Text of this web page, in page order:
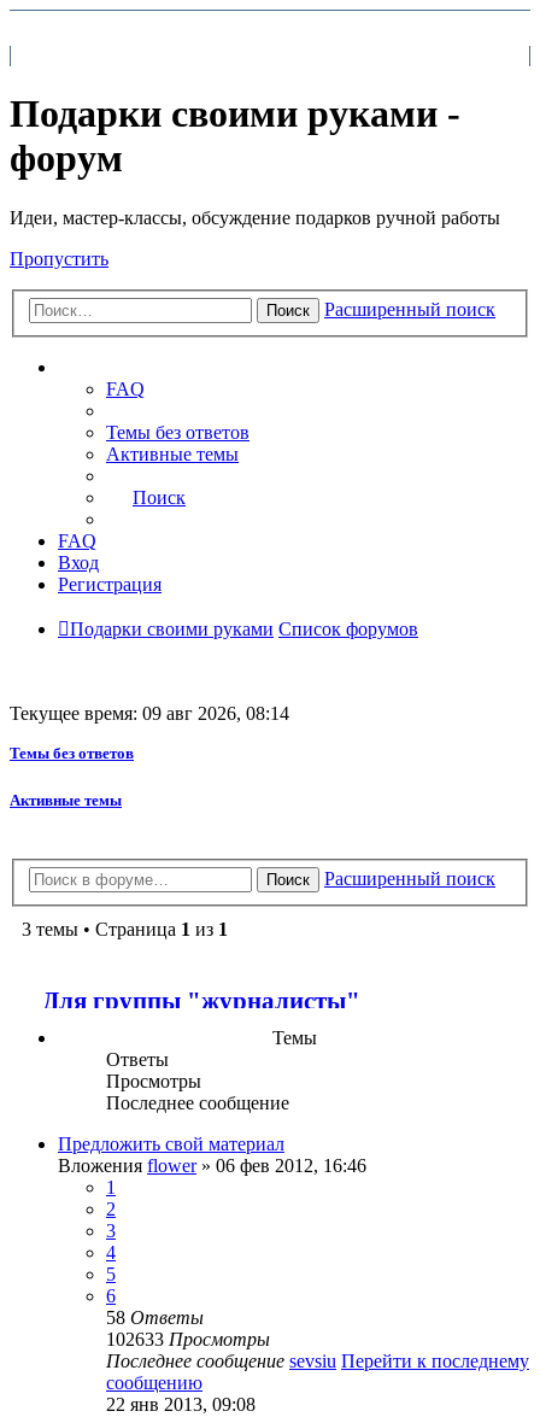
Подарки своими руками -
форум
Идеи, мастер-классы, обсуждение подарков ручной работы
Пропустить
Поиск Расширенный поиск
FAQ
Темы без ответов
Активные темы
Поиск
FAQ
Вход
Регистрация
Подарки своими руками Список форумов
Текущее время: 09 авг 2026, 08:14
Темы без ответов
Активные темы
Поиск Расширенный поиск
3 темы • Страница 1 из 1
Для группы "журналисты"
Темы
Ответы
Просмотры
Последнее сообщение
Предложить свой материал
Вложения flower» 06 фев 2012, 16:46
1
2
3
4
5
6
58 Ответы
102633 Просмотры
Последнее сообщение sevsiu Перейти к последнему
сообщению
22 янв 2013, 09:08